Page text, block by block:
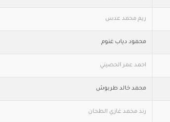
ريم محمد عدس
محمود دياب غنوم
احمد عمر الحصيني
محمد خالد طربوش
رند محمد غازي الطحان